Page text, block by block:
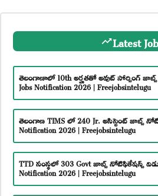
Latest
తెలంగాణాలో 10th అర్హతతో అవుట్ సోర్సింగ్ జాబ్స్
Jobs Notification 2026 | Freejobsintelugu
తెలంగాణ TIMS లో 240 Jr. అసిస్టెంట్ జాబ్స్
Notification 2026 | Freejobsintelugu
TTD సంస్థలో 303 Govt జాబ్స్ నోటిఫికేషన్స్
Notification 2026 | Freejobsintelugu